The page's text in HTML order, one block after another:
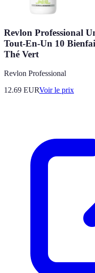
Revlon Professional
Tout-En-Un 10
Thé Vert
Revlon Professional
12.69 EURVoir le prix